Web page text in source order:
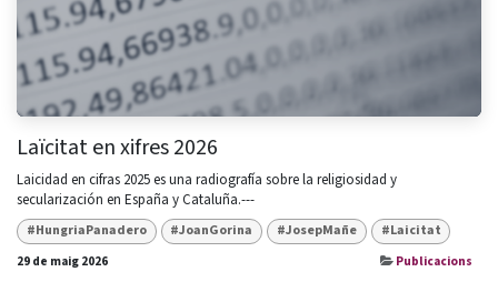
Laïcitat en xifres 2026
Laicidad en cifras 2025 es una radiografía sobre la religiosidad y
secularización en España y Cataluña.---
#HungriaPanadero #JoanGorina #JosepMañe
#Laicitat
29 de maig 2026
Publicacions